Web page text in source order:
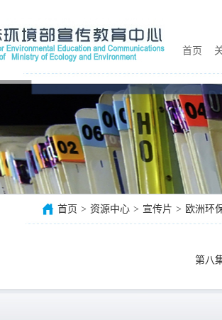
首页
首页 > 资源中心 > 宣传片 > 欧洲环
第八